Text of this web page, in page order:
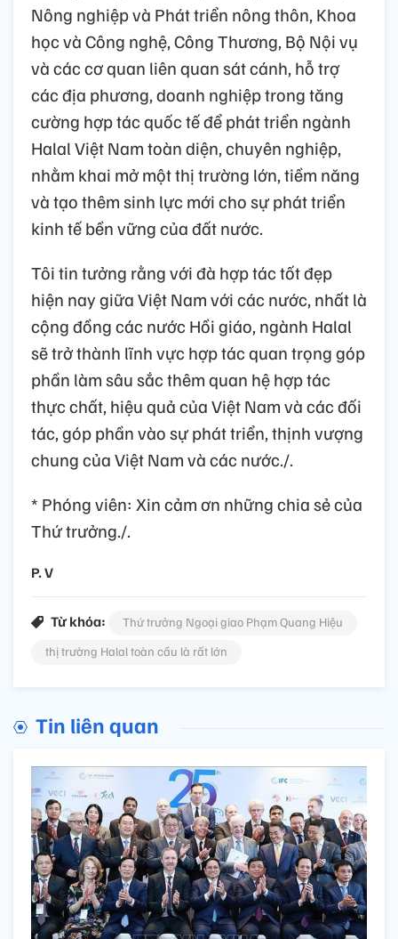
Nông nghiệp và Phát triển nông thôn, Khoa
học và Công nghệ, Công Thương, Bộ Nội vụ
và các cơ quan liên quan sát cánh, hỗ trợ
các địa phương, doanh nghiệp trong tăng
cường hợp tác quốc tế để phát triển ngành
Halal Việt Nam toàn diện, chuyên nghiệp,
nhằm khai mở một thị trường lớn, tiềm năng
và tạo thêm sinh lực mới cho sự phát triển
kinh tế bền vững của đất nước.
Tôi tin tưởng rằng với đà hợp tác tốt đẹp
hiện nay giữa Việt Nam với các nước, nhất là
cộng đồng các nước Hồi giáo, ngành Halal
sẽ trở thành lĩnh vực hợp tác quan trọng góp
phần làm sâu sắc thêm quan hệ hợp tác
thực chất, hiệu quả của Việt Nam và các đối
tác, góp phần vào sự phát triển, thịnh vượng
chung của Việt Nam và các nước./.
* Phóng viên: Xin cảm ơn những chia sẻ của
Thứ trưởng./.
P. V
Từ khóa:
Thứ trưởng Ngoại giao Phạm Quang Hiệu
thị trường Halal toàn cầu là rất lớn
Tin liên quan